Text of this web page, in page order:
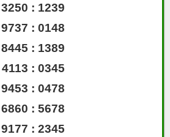
3250 : 1239
9737 : 0148
8445 : 1389
4113 : 0345
9453 : 0478
6860 : 5678
9177 : 2345